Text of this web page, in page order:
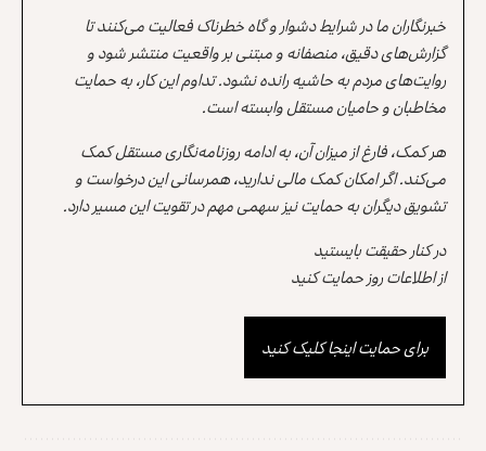
خبرنگاران ما در شرایط دشوار و گاه خطرناک فعالیت می‌کنند تا
گزارش‌های دقیق، منصفانه و مبتنی بر واقعیت منتشر شود و
روایت‌های مردم به حاشیه رانده نشود. تداوم این کار، به حمایت
مخاطبان و حامیان مستقل وابسته است.
هر کمک، فارغ از میزان آن، به ادامه روزنامه‌نگاری مستقل کمک
می‌کند. اگر امکان کمک مالی ندارید، همرسانی این درخواست و
تشویق دیگران به حمایت نیز سهمی مهم در تقویت این مسیر دارد.
در کنار حقیقت بایستید
از اطلاعات روز حمایت کنید
برای حمایت اینجا کلیک کنید